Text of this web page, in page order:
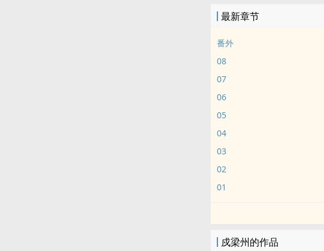
最新章节
番外
08
07
06
05
04
03
02
01
戍梁州的作品